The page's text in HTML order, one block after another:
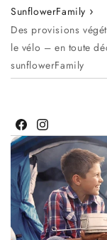
SunflowerFamily
Des provisions
le vélo – en toute
sunflowerFamily
Facebook
Instagram